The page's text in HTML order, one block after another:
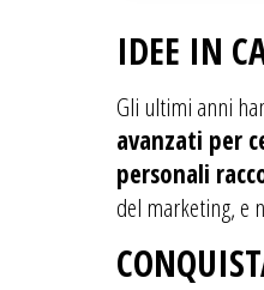
IDEE IN
Gli ultimi anni
avanzati per
personali
del marketing, e